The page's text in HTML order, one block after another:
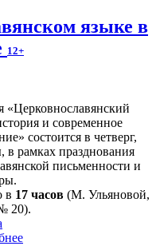
языке в
12+
«Церковнославянский
и современное
состоится в четверг,
, в рамках празднования
письменности и
в 17 часов (М. Ульяновой,
20).